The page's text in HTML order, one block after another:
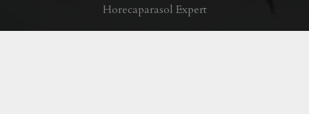
Horecaparasol Expert